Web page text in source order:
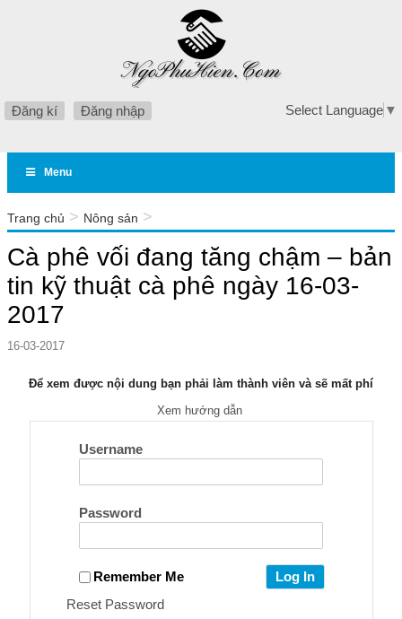
Đăng kí Đăng nhập Select Language ▼
Menu
Trang chủ > Nông sản >
03-2017
Cà phê vối đang tăng chậm – bản
tin kỹ thuật cà phê ngày 16-03-
2017
16-03-2017
Để xem được nội dung bạn phải làm thành viên và sẽ mất phí
Xem hướng dẫn
Username
Password
Remember Me
Reset Password